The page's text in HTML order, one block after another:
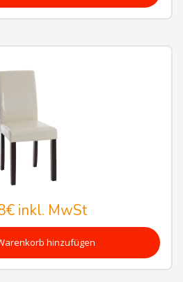
inkl. MwSt
hinzufügen